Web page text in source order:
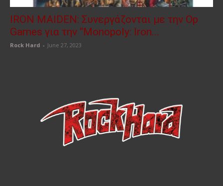
IRON MAIDEN: Συνεργάζονται με την Op
Games για την “Monopoly: Iron...
Rock Hard - June 27, 2023